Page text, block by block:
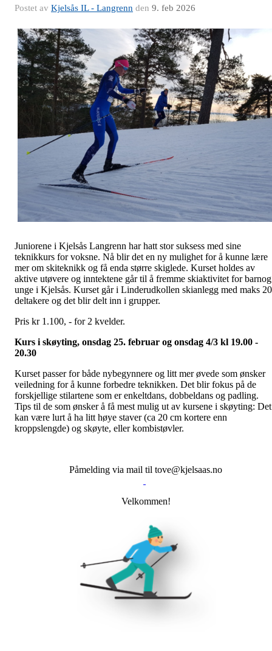
Postet av Kjelsås IL - Langrenn den 9. feb 2026
Juniorene i Kjelsås Langrenn har hatt stor suksess med sine
teknikkurs for voksne. Nå blir det en ny mulighet for å kunne lære
mer om skiteknikk og få enda større skiglede. Kurset holdes av
aktive utøvere og inntektene går til å fremme skiaktivitet for barnog
unge i Kjelsås. Kurset går i Linderudkollen skianlegg med maks 20
deltakere og det blir delt inn i grupper.
Pris kr 1.100, - for 2 kvelder.
Kurs i skøyting, onsdag 25. februar og onsdag 4/3 kl 19.00 -
20.30
Kurset passer for både nybegynnere og litt mer øvede som ønsker
veiledning for å kunne forbedre teknikken. Det blir fokus på de
forskjellige stilartene som er enkeltdans, dobbeldans og padling.
Tips til de som ønsker å få mest mulig ut av kursene i skøyting: Det
kan være lurt å ha litt høye staver (ca 20 cm kortere enn
kroppslengde) og skøyte, eller kombistøvler.
Påmelding via mail til tove@kjelsaas.no
Velkommen!